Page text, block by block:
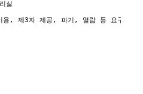
이 진행 중인 경우에는 해당 수사·조사 종
잔존시에는 해당 채권·채무관계 정산시까지
용, 제3자 제공, 파기, 열람 등 요구에 관